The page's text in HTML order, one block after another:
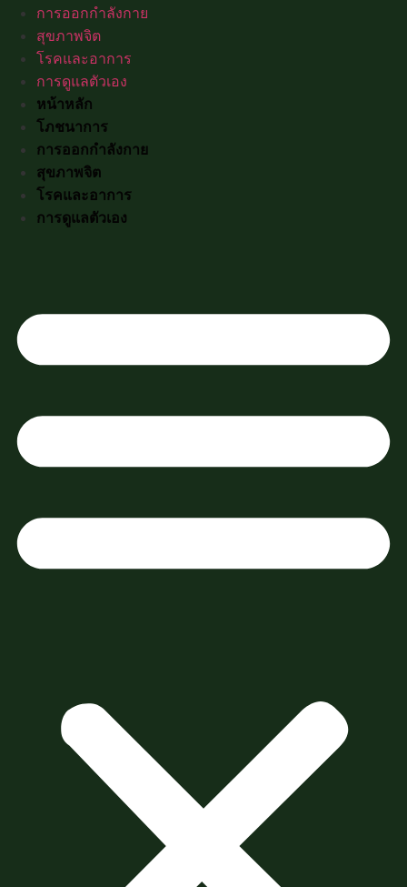
การออกกำลังกาย
สุขภาพจิต
โรคและอาการ
การดูแลตัวเอง
หน้าหลัก
โภชนาการ
การออกกำลังกาย
สุขภาพจิต
โรคและอาการ
การดูแลตัวเอง